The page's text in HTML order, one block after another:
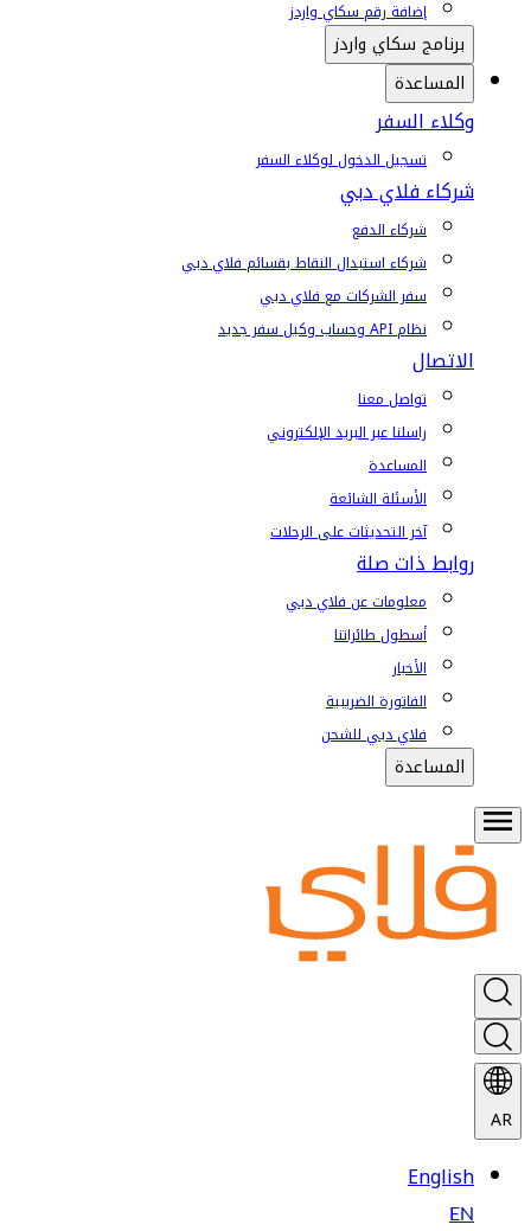
إضافة رقم سكاي واردز
برنامج سكاي واردز
المساعدة
وكلاء السفر
تسجيل الدخول لوكلاء السفر
شركاء فلاي دبي
شركاء الدفع
شركاء استبدال النقاط بقسائم فلاي دبي
سفر الشركات مع فلاي دبي
نظام API وحساب وكيل سفر جديد
الاتصال
تواصل معنا
راسلنا عبر البريد الإلكتروني
المساعدة
الأسئلة الشائعة
آخر التحديثات على الرحلات
روابط ذات صلة
معلومات عن فلاي دبي
أسطول طائراتنا
الأخبار
الفاتورة الضريبية
فلاي دبي للشحن
المساعدة
AR
English
EN